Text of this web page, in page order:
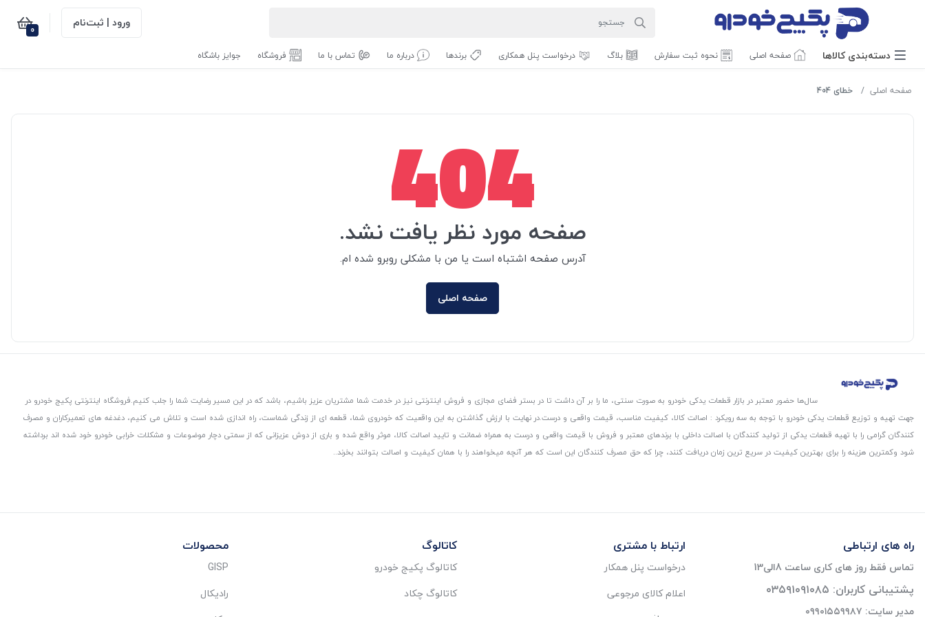
ورود | ثبت‌نام 0
دسته‌بندی‌ کالاها صفحه اصلی نحوه ثبت سفارش بلاگ درخواست پنل همکاری برندها درباره ما تماس با ما فروشگاه جوایز باشگاه
صفحه اصلی خطای 404
404
صفحه مورد نظر یافت نشد.
آدرس صفحه اشتباه است یا من با مشکلی روبرو شده ام.
صفحه اصلی
سال‌ها حضور معتبر در بازار قطعات یدکی خودرو به صورت سنتی، ما را بر آن داشت تا در بستر فضای مجازی و فروش اینترنتی نیز در خدمت شما مشتریان عزیز باشیم، باشد که در این مسیر رضایت شما را جلب کنیم.فروشگاه اینترنتی پکیج خودرو در
جهت تهیه و توزیع قطعات یدکی خودرو با توجه به سه رویکرد : اصالت کالا، کیفیت مناسب، قیمت واقعی و درست.در نهایت با ارزش گذاشتن به این واقعیت که خودروی شما، قطعه ای از زندگی شماست، راه اندازی شده است و تلاش می کنیم، دغدغه های تعمیرکاران و مصرف
کنندگان گرامی را با تهیه قطعات یدکی از تولید کنندگان با اصالت داخلی با برندهای معتبر و فروش با قیمت واقعی و درست به همراه ضمانت و تایید اصالت کالا، موثر واقع شده و باری از دوش عزیزانی که از سمتی دچار موضوعات و مشکلات خرابی خودرو خود شده اند برداشته
شود و‌کمترین هزینه را برای بهترین کیفیت در سریع ترین زمان دریافت کنند، چرا که حق مصرف کنندگان این است که هر آنچه میخواهند را با همان کیفیت و اصالت بتوانند بخرند..
راه های ارتباطی
تماس فقط روز های کاری ساعت 8الی13
پشتیبانی کاربران: ۰۳۵۹۱۰۹۱۰۸۵
مدیر سایت: ۰۹۹۰۱۵۵۹۹۸۷
ارتباط با مشتری
درخواست پنل همکار
اعلام کالای مرجوعی
کاتالوگ
کاتالوگ پکیج خودرو
کاتالوگ چکاد
محصولات
GISP
رادیکال